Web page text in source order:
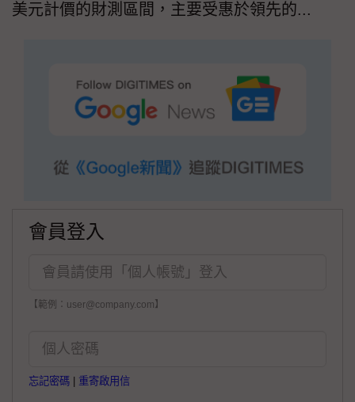
美元計價的財測區間，主要受惠於領先的...
會員登入
【範例：user@company.com】
忘記密碼 重寄啟用信